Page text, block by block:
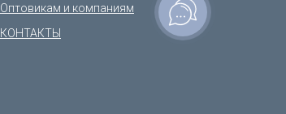
Оптовикам и компаниям
КОНТАКТЫ